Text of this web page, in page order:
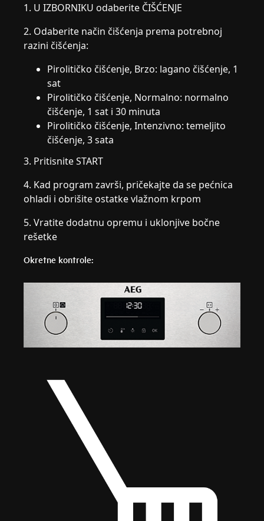
1. U IZBORNIKU odaberite ČIŠĆENJE
2. Odaberite način čišćenja prema potrebnoj
razini čišćenja:
Pirolitičko čišćenje, Brzo: lagano čišćenje, 1
sat
Pirolitičko čišćenje, Normalno: normalno
čišćenje, 1 sat i 30 minuta
Pirolitičko čišćenje, Intenzivno: temeljito
čišćenje, 3 sata
3. Pritisnite START
4. Kad program završi, pričekajte da se pećnica
ohladi i obrišite ostatke vlažnom krpom
5. Vratite dodatnu opremu i uklonjive bočne
rešetke
Okretne kontrole: